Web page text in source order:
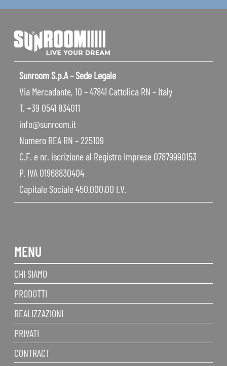
Sunroom S.p.A – Sede Legale
Via Mercadante, 10 – 47841 Cattolica RN – Italy
T. +39 0541 834011
info@sunroom.it
Numero REA RN – 225109
C.F. e nr. iscrizione al Registro Imprese 07879990153
P. IVA 01968830404
Capitale Sociale 450.000,00 I.V.
MENU
CHI SIAMO
PRODOTTI
REALIZZAZIONI
PRIVATI
CONTRACT